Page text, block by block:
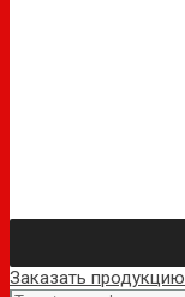
Заказать продукцию